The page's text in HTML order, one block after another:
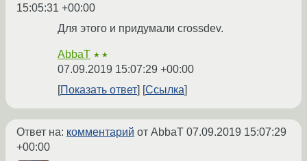
15:05:31 +00:00
Для этого и придумали crossdev.
AbbaT ★★
07.09.2019 15:07:29 +00:00
Показать ответ
Ссылка
Ответ на: комментарий от AbbaT 07.09.2019 15:07:29
+00:00